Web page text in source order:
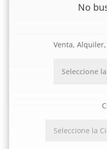
No
Venta,